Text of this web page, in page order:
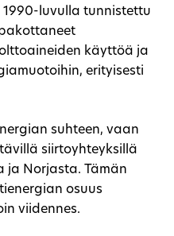
1990-luvulla tunnistettu
käyttöä ja
erityisesti
suhteen, vaan
siirtoyhteyksillä
ja Norjasta. Tämän
osuus
viidennes.